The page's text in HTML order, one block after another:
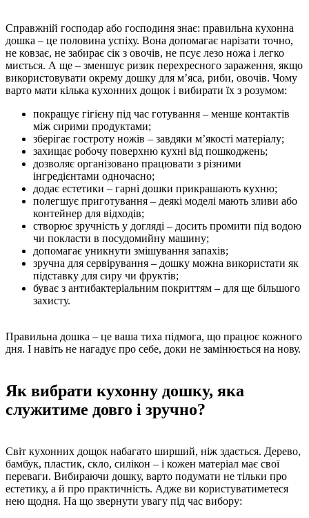
Справжній господар або господиня знає: правильна кухонна
дошка – це половина успіху. Вона допомагає нарізати точно,
не ковзає, не забирає сік з овочів, не псує лезо ножа і легко
миється. А ще – зменшує ризик перехресного зараження, якщо
використовувати окрему дошку для м’яса, риби, овочів. Чому
варто мати кілька кухонних дощок і вибирати їх з розумом:
покращує гігієну під час готування – менше контактів
між сирими продуктами;
зберігає гостроту ножів – завдяки м’якості матеріалу;
захищає робочу поверхню кухні від пошкоджень;
дозволяє організовано працювати з різними
інгредієнтами одночасно;
додає естетики – гарні дошки прикрашають кухню;
полегшує приготування – деякі моделі мають зливи або
контейнер для відходів;
створює зручність у догляді – досить промити під водою
чи покласти в посудомийну машину;
допомагає уникнути змішування запахів;
зручна для сервірування – дошку можна використати як
підставку для сиру чи фруктів;
буває з антибактеріальним покриттям – для ще більшого
захисту.
Правильна дошка – це ваша тиха підмога, що працює кожного
дня. І навіть не нагадує про себе, доки не замінюється на нову.
Як вибрати кухонну дошку, яка
служитиме довго і зручно?
Світ кухонних дощок набагато ширший, ніж здається. Дерево,
бамбук, пластик, скло, силікон – і кожен матеріал має свої
переваги. Вибираючи дошку, варто подумати не тільки про
естетику, а й про практичність. Адже ви користуватиметеся
нею щодня. На що звернути увагу під час вибору: